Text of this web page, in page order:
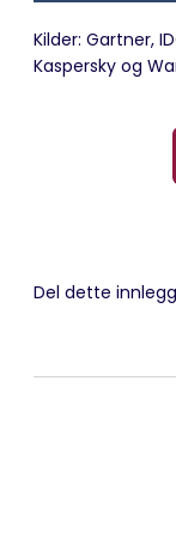
Kilder: Gartner,
Kaspersky og
Del dette